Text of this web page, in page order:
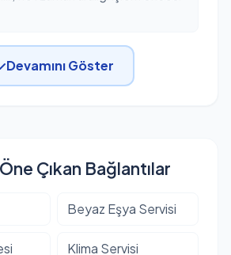
Devamını Göster
Çıkan Bağlantılar
Beyaz Eşya Servisi
Klima Servisi